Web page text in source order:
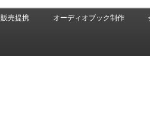
販売提携 オーディオブック制作